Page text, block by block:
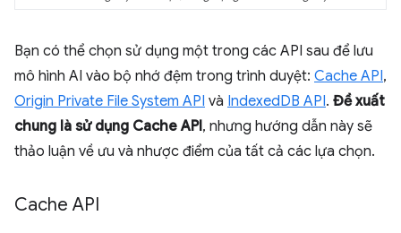
Bạn có thể chọn sử dụng một trong các API sau để lưu
mô hình AI vào bộ nhớ đệm trong trình duyệt: Cache API,
Origin Private File System API và IndexedDB API. Đề xuất
chung là sử dụng Cache API, nhưng hướng dẫn này sẽ
thảo luận về ưu và nhược điểm của tất cả các lựa chọn.
Cache API